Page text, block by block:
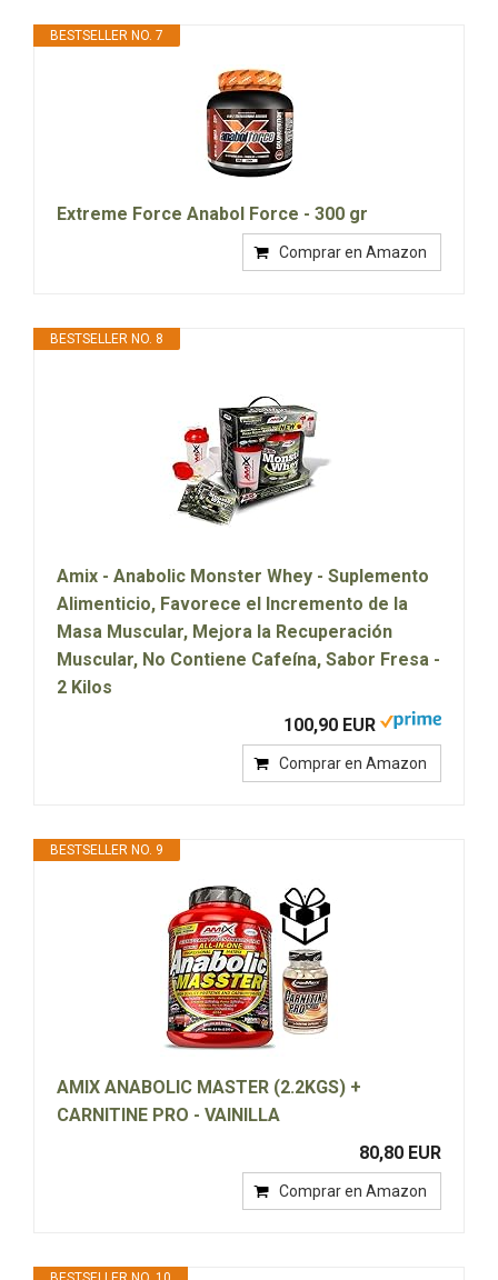
BESTSELLER NO. 7
Extreme Force Anabol Force - 300 gr
Comprar en Amazon
BESTSELLER NO. 8
Amix - Anabolic Monster Whey - Suplemento
Alimenticio, Favorece el Incremento de la
Masa Muscular, Mejora la Recuperación
Muscular, No Contiene Cafeína, Sabor Fresa -
2 Kilos
100,90 EUR
Comprar en Amazon
BESTSELLER NO. 9
AMIX ANABOLIC MASTER (2.2KGS) +
CARNITINE PRO - VAINILLA
80,80 EUR
Comprar en Amazon